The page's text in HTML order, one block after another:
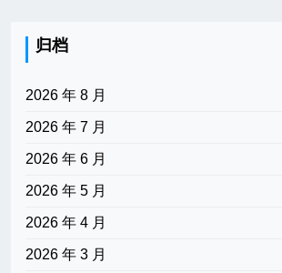
归档
2026 年 8 月
2026 年 7 月
2026 年 6 月
2026 年 5 月
2026 年 4 月
2026 年 3 月